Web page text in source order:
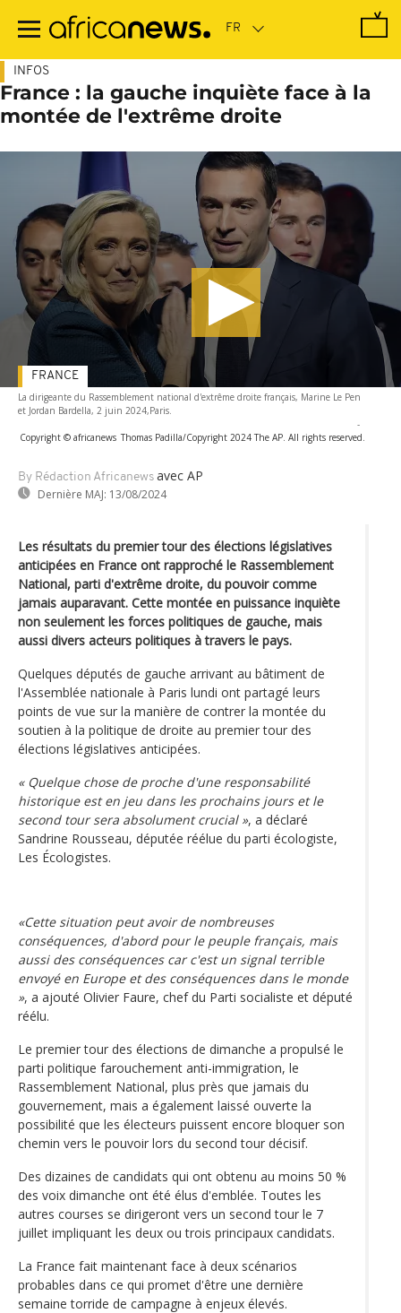
contenu
INFOS
France : la gauche inquiète face à la
montée de l'extrême droite
La dirigeante du Rassemblement national d'extrême droite français, Marine Le Pen
et Jordan Bardella, 2 juin 2024,Paris.
-
Copyright © africanews Thomas Padilla/Copyright 2024 The AP. All rights reserved.
By Rédaction Africanews avec AP
Dernière MAJ: 13/08/2024
FRANCE
Les résultats du premier tour des élections législatives
anticipées en France ont rapproché le Rassemblement
National, parti d'extrême droite, du pouvoir comme
jamais auparavant. Cette montée en puissance inquiète
non seulement les forces politiques de gauche, mais
aussi divers acteurs politiques à travers le pays.
Quelques députés de gauche arrivant au bâtiment de
l'Assemblée nationale à Paris lundi ont partagé leurs
points de vue sur la manière de contrer la montée du
soutien à la politique de droite au premier tour des
élections législatives anticipées.
« Quelque chose de proche d'une responsabilité
historique est en jeu dans les prochains jours et le
second tour sera absolument crucial », a déclaré
Sandrine Rousseau, députée réélue du parti écologiste,
Les Écologistes.
«Cette situation peut avoir de nombreuses
conséquences, d'abord pour le peuple français, mais
aussi des conséquences car c'est un signal terrible
envoyé en Europe et des conséquences dans le monde
», a ajouté Olivier Faure, chef du Parti socialiste et député
réélu.
Le premier tour des élections de dimanche a propulsé le
parti politique farouchement anti-immigration, le
Rassemblement National, plus près que jamais du
gouvernement, mais a également laissé ouverte la
possibilité que les électeurs puissent encore bloquer son
chemin vers le pouvoir lors du second tour décisif.
Des dizaines de candidats qui ont obtenu au moins 50 %
des voix dimanche ont été élus d'emblée. Toutes les
autres courses se dirigeront vers un second tour le 7
juillet impliquant les deux ou trois principaux candidats.
La France fait maintenant face à deux scénarios
probables dans ce qui promet d'être une dernière
semaine torride de campagne à enjeux élevés.